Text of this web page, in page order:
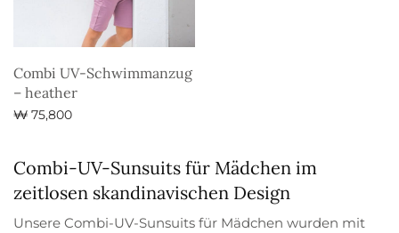
Combi UV-Schwimmanzug
– heather
₩ 75,800
Combi-UV-Sunsuits für Mädchen im
zeitlosen skandinavischen Design
Unsere Combi-UV-Sunsuits für Mädchen wurden mit